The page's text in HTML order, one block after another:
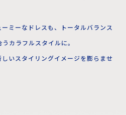
ミーなドレスも、トータルバランス
カラフルスタイルに。
いスタイリングイメージを膨らませ